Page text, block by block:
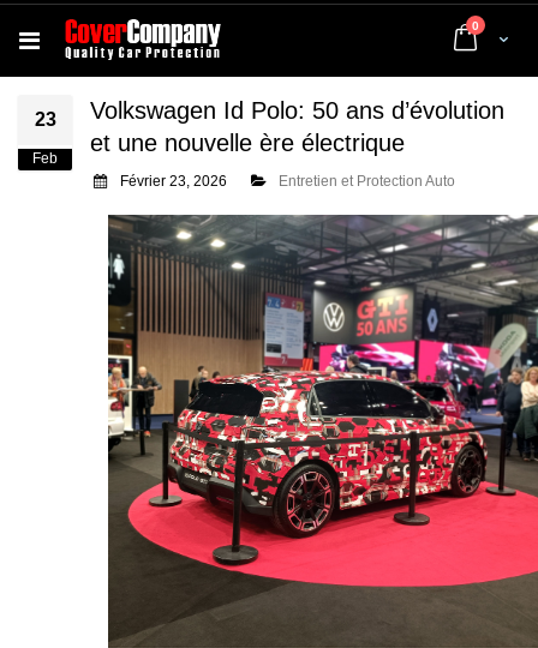
Cart
0 articles
23
Feb
Volkswagen Id Polo: 50 ans d’évolution
et une nouvelle ère électrique
Février 23, 2026 Entretien et Protection Auto